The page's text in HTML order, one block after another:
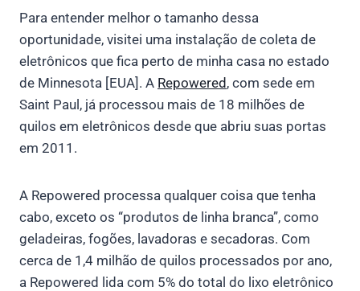
Para entender melhor o tamanho dessa
oportunidade, visitei uma instalação de coleta de
eletrônicos que fica perto de minha casa no estado
de Minnesota [EUA]. A Repowered, com sede em
Saint Paul, já processou mais de 18 milhões de
quilos em eletrônicos desde que abriu suas portas
em 2011.
A Repowered processa qualquer coisa que tenha
cabo, exceto os “produtos de linha branca”, como
geladeiras, fogões, lavadoras e secadoras. Com
cerca de 1,4 milhão de quilos processados por ano,
a Repowered lida com 5% do total do lixo eletrônico